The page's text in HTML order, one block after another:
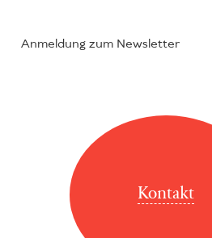
Anmeldung zum Newsletter
Kontakt